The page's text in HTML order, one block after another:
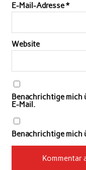
E-Mail-Adresse*
Website
Benachrichtige mich
E-Mail.
Benachrichtige mich